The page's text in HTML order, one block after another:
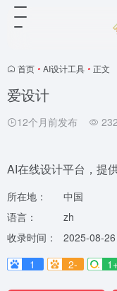
首页 • AI设计工具 • 正文
爱设计
12个月前发布 232
AI在线设计平台，提
所在地：
中国
语言：
zh
收录时间：
2025-08-26
1
2-